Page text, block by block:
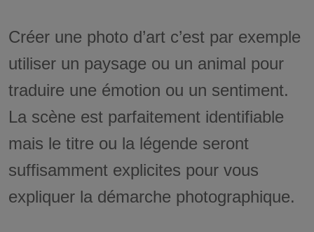
Créer une photo d’art c’est par exemple
utiliser un paysage ou un animal pour
traduire une émotion ou un sentiment.
La scène est parfaitement identifiable
mais le titre ou la légende seront
suffisamment explicites pour vous
expliquer la démarche photographique.